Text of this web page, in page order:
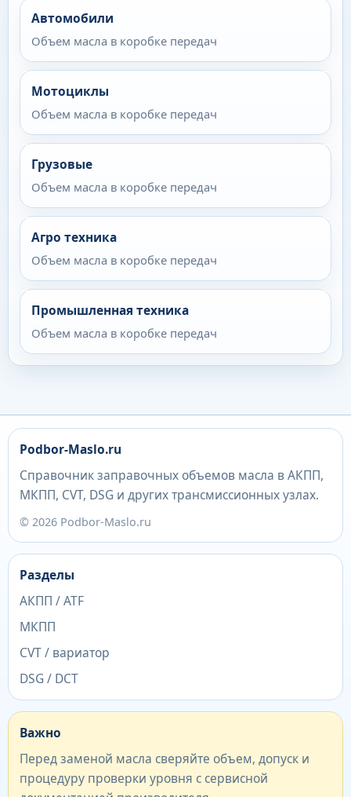
Автомобили
Объем масла в коробке передач
Мотоциклы
Объем масла в коробке передач
Грузовые
Объем масла в коробке передач
Агро техника
Объем масла в коробке передач
Промышленная техника
Объем масла в коробке передач
Podbor-Maslo.ru
Справочник заправочных объемов масла в АКПП,
МКПП, CVT, DSG и других трансмиссионных узлах.
© 2026 Podbor-Maslo.ru
Разделы
АКПП / ATF
МКПП
CVT / вариатор
DSG / DCT
Важно
Перед заменой масла сверяйте объем, допуск и
процедуру проверки уровня с сервисной